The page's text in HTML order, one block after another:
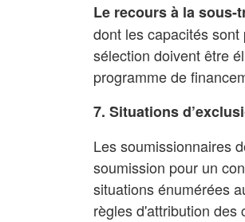
Le recours à la sous-
dont les capacités
sélection doivent être
programme de
7. Situations
Les soumissionnaires
soumission pour un
situations énumérées
règles d'attribution des